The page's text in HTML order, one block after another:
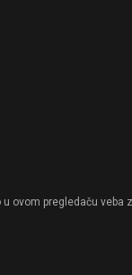
ovom pregledaču veba